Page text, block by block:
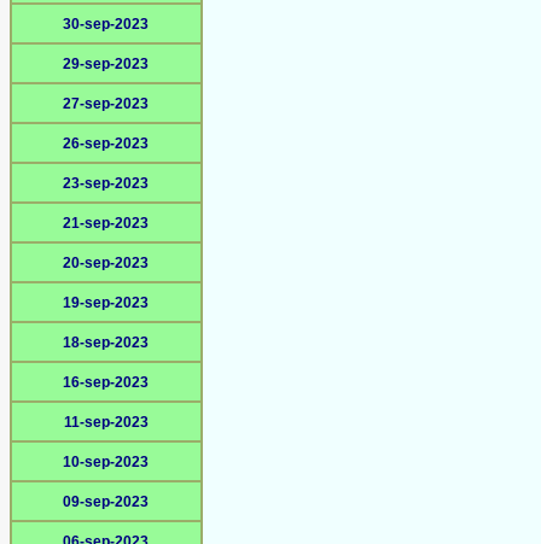
30-sep-2023
29-sep-2023
27-sep-2023
26-sep-2023
23-sep-2023
21-sep-2023
20-sep-2023
19-sep-2023
18-sep-2023
16-sep-2023
11-sep-2023
10-sep-2023
09-sep-2023